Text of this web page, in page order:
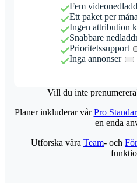
Fem
Ett paket per
Ingen attribution
Snabbare
Prioritetssupport
Inga annonser
Vill du inte
Planer inkluderar vårPro
en enda
Utforska våra Team- och